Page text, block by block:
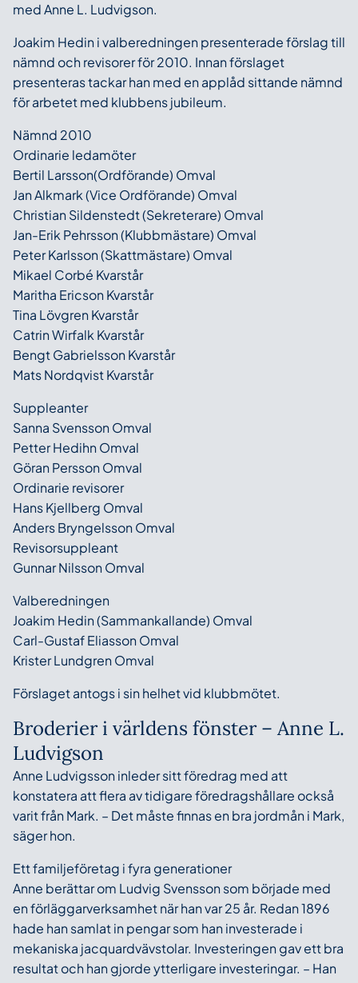
med Anne L. Ludvigson.
Joakim Hedin i valberedningen presenterade förslag till
nämnd och revisorer för 2010. Innan förslaget
presenteras tackar han med en applåd sittande nämnd
för arbetet med klubbens jubileum.
Nämnd 2010
Ordinarie ledamöter
Bertil Larsson(Ordförande) Omval
Jan Alkmark (Vice Ordförande) Omval
Christian Sildenstedt (Sekreterare) Omval
Jan-Erik Pehrsson (Klubbmästare) Omval
Peter Karlsson (Skattmästare) Omval
Mikael Corbé Kvarstår
Maritha Ericson Kvarstår
Tina Lövgren Kvarstår
Catrin Wirfalk Kvarstår
Bengt Gabrielsson Kvarstår
Mats Nordqvist Kvarstår
Suppleanter
Sanna Svensson Omval
Petter Hedihn Omval
Göran Persson Omval
Ordinarie revisorer
Hans Kjellberg Omval
Anders Bryngelsson Omval
Revisorsuppleant
Gunnar Nilsson Omval
Valberedningen
Joakim Hedin (Sammankallande) Omval
Carl-Gustaf Eliasson Omval
Krister Lundgren Omval
Förslaget antogs i sin helhet vid klubbmötet.
Broderier i världens fönster – Anne L.
Ludvigson
Anne Ludvigsson inleder sitt föredrag med att
konstatera att flera av tidigare föredragshållare också
varit från Mark. – Det måste finnas en bra jordmån i Mark,
säger hon.
Ett familjeföretag i fyra generationer
Anne berättar om Ludvig Svensson som började med
en förläggarverksamhet när han var 25 år. Redan 1896
hade han samlat in pengar som han investerade i
mekaniska jacquardvävstolar. Investeringen gav ett bra
resultat och han gjorde ytterligare investeringar. – Han